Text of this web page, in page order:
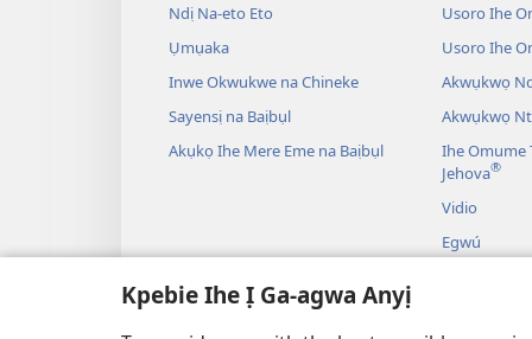
Kpebie Ihe Ị Ga-agwa Anyị
Ndị Na-eto Eto
Ụmụaka
Inwe Okwukwe na Chineke
Sayensị na Baịbụl
Akụkọ Ihe Mere Eme na Baịbụl
Usoro Ihe
Usoro Ihe
Akwụkwọ
Akwụkwọ
Ihe Omume
Jehova®
Vidio
Egwú